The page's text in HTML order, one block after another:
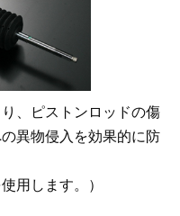
、ピストンロッドの傷
異物侵入を効果的に防
用します。）